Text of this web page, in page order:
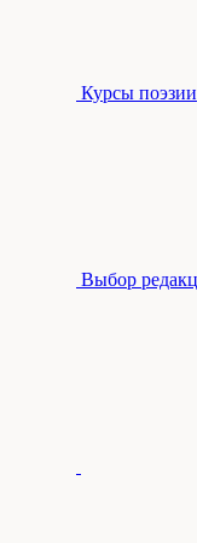
Курсы поэзии
Выбор